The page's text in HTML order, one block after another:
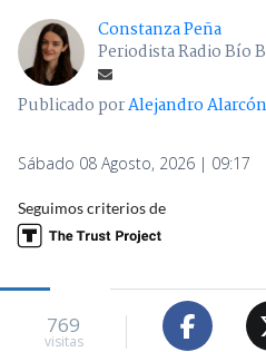
Constanza Peña
Periodista Radio Bío
Publicado porAlejandro Alarcón
Sábado 08 Agosto, 2026 | 09:17
Seguimos criterios de
769
visitas